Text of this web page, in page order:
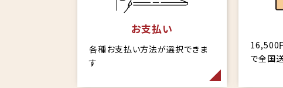
お支払い
各種お支払い方法が選択できま
す
16,500
で全国